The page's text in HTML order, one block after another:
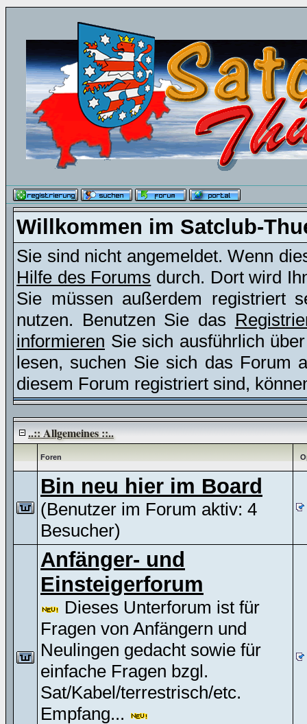
Willkommen im Satclub-
Sie sind nicht angemeldet. Wenn
Hilfe des Forums durch. Dort wird
Sie müssen außerdem registriert
nutzen. Benutzen Sie das
informieren Sie sich ausführlich
lesen, suchen Sie sich das Forum
diesem Forum registriert sind,
..:: Allgemeines ::..
Foren
Bin neu hier im Board
(Benutzer im Forum aktiv: 4
Besucher)
Anfänger- und
Einsteigerforum
Dieses Unterforum ist für
Fragen von Anfängern und
Neulingen gedacht sowie für
einfache Fragen bzgl.
Sat/Kabel/terrestrisch/etc.
Empfang...